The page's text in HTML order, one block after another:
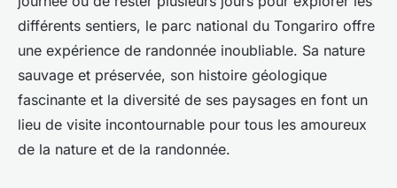
différents sentiers, le parc national du Tongariro offre
une expérience de randonnée inoubliable. Sa nature
sauvage et préservée, son histoire géologique
fascinante et la diversité de ses paysages en font un
lieu de visite incontournable pour tous les amoureux
de la nature et de la randonnée.